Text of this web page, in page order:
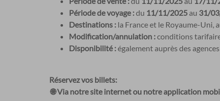
Période de voyage :du 11/11/2025 au 31/
Destinations : la France et le Royaume-Uni,
Modification/annulation :conditions
Disponibilité :également auprès des
Réservez vos billets:
🌐 Via notre site internet ou notre application